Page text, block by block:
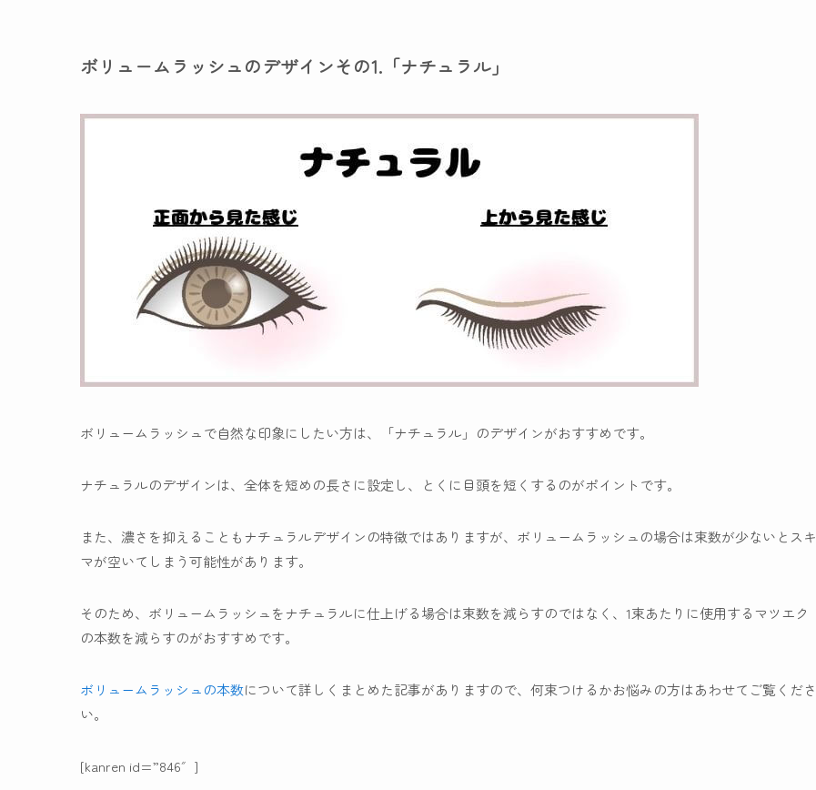
ボリュームラッシュのデザインその1.「ナチュラル」
ボリュームラッシュで自然な印象にしたい方は、「ナチュラル 」のデザインがおすすめです。
ナチュラルのデザインは、全体を短めの長さに設定し、とくに目頭を短くするのがポイントです。
また、濃さを抑えることもナチュラルデザインの特徴ではありますが、ボリュームラッシュの場合は束数が少ないとスキ
マが空いてしまう可能性があります。
そのため、ボリュームラッシュをナチュラルに仕上げる場合は束数を減らすのではなく、1束あたりに使用するマツエク
の本数を減らすのがおすすめです。
ボリュームラッシュの本数について詳しくまとめた記事がありますので、何束つけるかお悩みの方はあわせてご覧くださ
い。
[kanren id=”846″]